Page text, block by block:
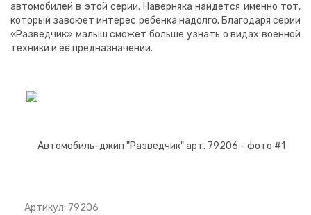
автомобилей в этой серии. Наверняка найдется именно тот,
который завоюет интерес ребенка надолго. Благодаря серии
«Разведчик» малыш сможет больше узнать о видах военной
техники и её предназначении.
Артикул: 79206